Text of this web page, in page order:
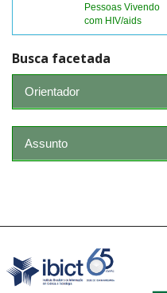
Pessoas Vivendo
com HIV/aids
Busca facetada
Orientador
Assunto